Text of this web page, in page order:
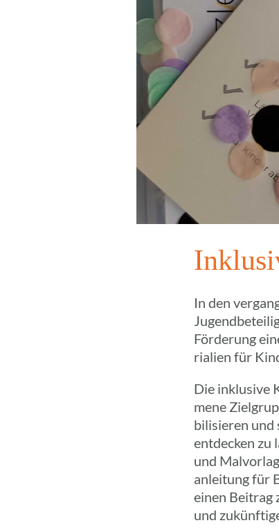
In den
Förde­rung
ria­lien für
Die inklu­sive
mene
bi­li­sie­ren und
entde­cken zu
und
an­lei­tung für
einen Beitrag
und